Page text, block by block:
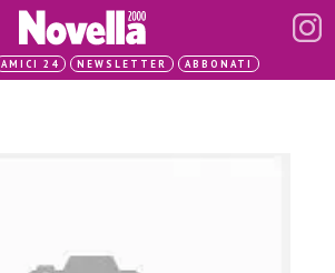
AMICI 24 NEWSLETTER ABBONATI